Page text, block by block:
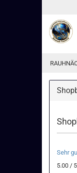
Sehr
5.00 /